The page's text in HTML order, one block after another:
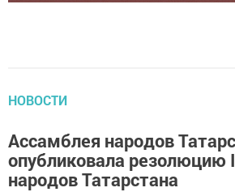
НОВОСТИ
Ассамблея народов
опубликовала резолюцию
народов Татарстана